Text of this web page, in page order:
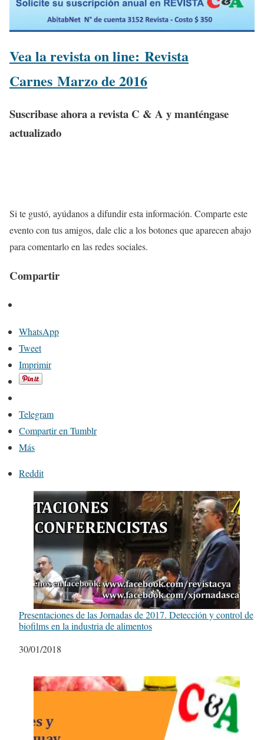
Vea la revista on line: Revista
Carnes Marzo de 2016
Suscribase ahora a revista C & A y manténgase
actualizado
Si te gustó, ayúdanos a difundir esta información. Comparte este
evento con tus amigos, dale clic a los botones que aparecen abajo
para comentarlo en las redes sociales.
Compartir
WhatsApp
Tweet
Imprimir
Telegram
Compartir en Tumblr
Más
Reddit
Presentaciones de las Jornadas de 2017. Detección y control de
biofilms en la industria de alimentos
Fecha
30/01/2018